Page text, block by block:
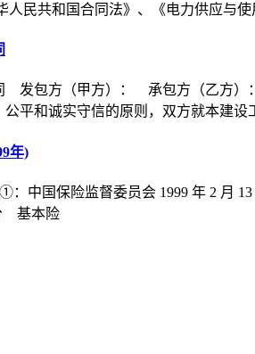
人民共和国合同法》、《电力供应与
发包方（甲方）： 承包方（乙方）
平和诚实守信的原则，双方就本建设
年)
中国保险监督委员会 1999 年 2 月
基本险